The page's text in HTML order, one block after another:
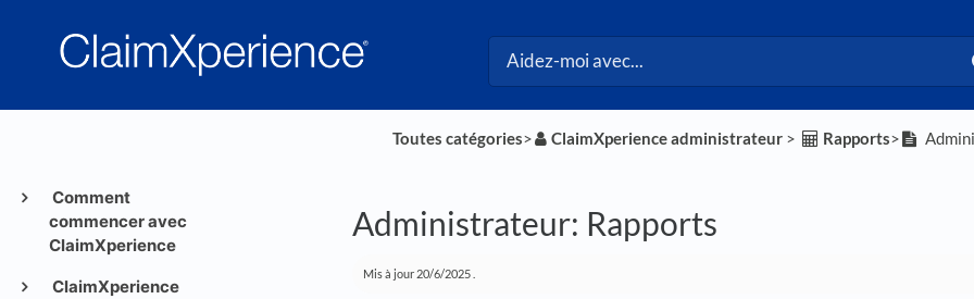
Comment
commencer avec
ClaimXperience
ClaimXperience
Toutes catégories​>​ ​ClaimXperience administrateur ​ > ​ ​Rapports​>​
Administrateur: Rapports
Mis à jour 20/6/2025